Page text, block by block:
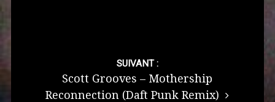
SUIVANT :
Scott Grooves – Mothership
Reconnection (Daft Punk Remix)